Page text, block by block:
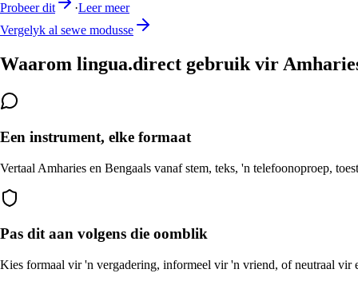
Probeer dit ·Leer meer
Vergelyk al sewe modusse
Waarom lingua.direct gebruik vir
Een instrument, elke formaat
Vertaal Amharies en Bengaals vanaf stem, teks, 'n telefoonoproep,
Pas dit aan volgens die oomblik
Kies formaal vir 'n vergadering, informeel vir 'n vriend, of neutraal vir